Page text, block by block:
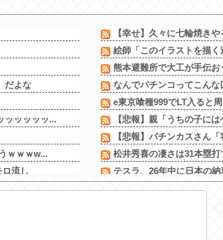
だよな
ッッッッッ...
ｗｗｗw...
ロ流し
括で買えち...
【幸せ】久々に七輪焼き
絵師「このイラストを描
熊本避難所で大工が手伝
なんでパチンコってこん
e東京喰種999でLT入ると
【悲報】親「うちの子に
【悲報】パチンカスさん
松井秀喜の凄さは31本塁
テスラ、26年中に日本の
【画像】AIレベルの綺麗